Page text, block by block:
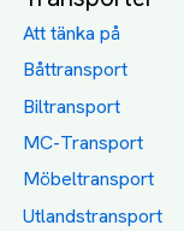
Att tänka på
Båttransport
Biltransport
MC-Transport
Möbeltransport
Utlandstransport